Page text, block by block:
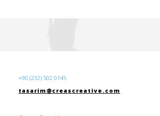
+90 (232) 502 0145
tasarim@creascreative.com